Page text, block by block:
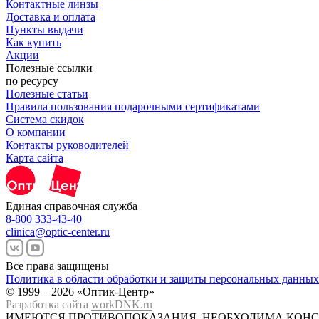
Контактные линзы
Доставка и оплата
Пункты выдачи
Как купить
Акции
Полезные ссылки
по ресурсу
Полезные статьи
Правила пользования подарочными сертификатами
Система скидок
О компании
Контакты руководителей
Карта сайта
Единая справочная служба
8-800 333-43-40
clinica@optic-center.ru
Все права защищены
Политика в области обработки и защиты персональных данных
© 1999 – 2026 «Оптик-Центр»
Разработка сайта workDNK.ru